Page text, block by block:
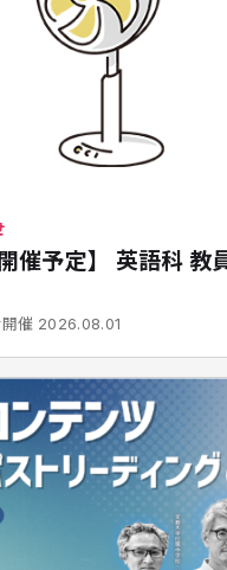
催予定】 英語科 教
開催 2026.08.01